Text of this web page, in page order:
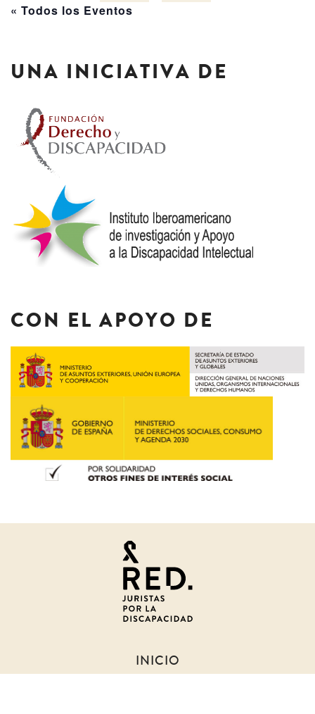
« Todos los Eventos
UNA INICIATIVA DE
CON EL APOYO DE
discapacidad
INICIO
SOBRE NOSOTROS